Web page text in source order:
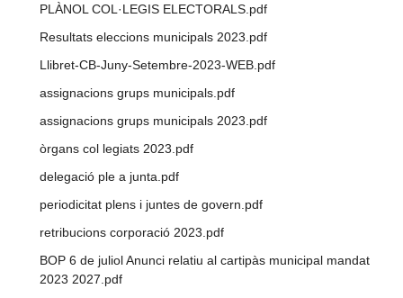
PLÀNOL COL·LEGIS ELECTORALS.pdf
Resultats eleccions municipals 2023.pdf
Llibret-CB-Juny-Setembre-2023-WEB.pdf
assignacions grups municipals.pdf
assignacions grups municipals 2023.pdf
òrgans col legiats 2023.pdf
delegació ple a junta.pdf
periodicitat plens i juntes de govern.pdf
retribucions corporació 2023.pdf
BOP 6 de juliol Anunci relatiu al cartipàs municipal mandat
2023 2027.pdf